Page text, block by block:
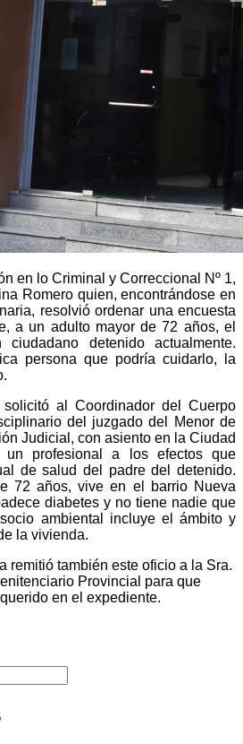
en lo Criminal y Correccional Nº 1,
Romero quien, encontrándose en
resolvió ordenar una encuesta
a un adulto mayor de 72 años, el
detenido actualmente.
persona que podría cuidarlo, la
al Coordinador del Cuerpo
del juzgado del Menor de
Judicial, con asiento en la Ciudad
profesional a los efectos que
de salud del padre del detenido.
72 años, vive en el barrio Nueva
diabetes y no tiene nadie que
ambiental incluye el ámbito y
la vivienda.
remitió también este oficio a la Sra.
Provincial para que
en el expediente.